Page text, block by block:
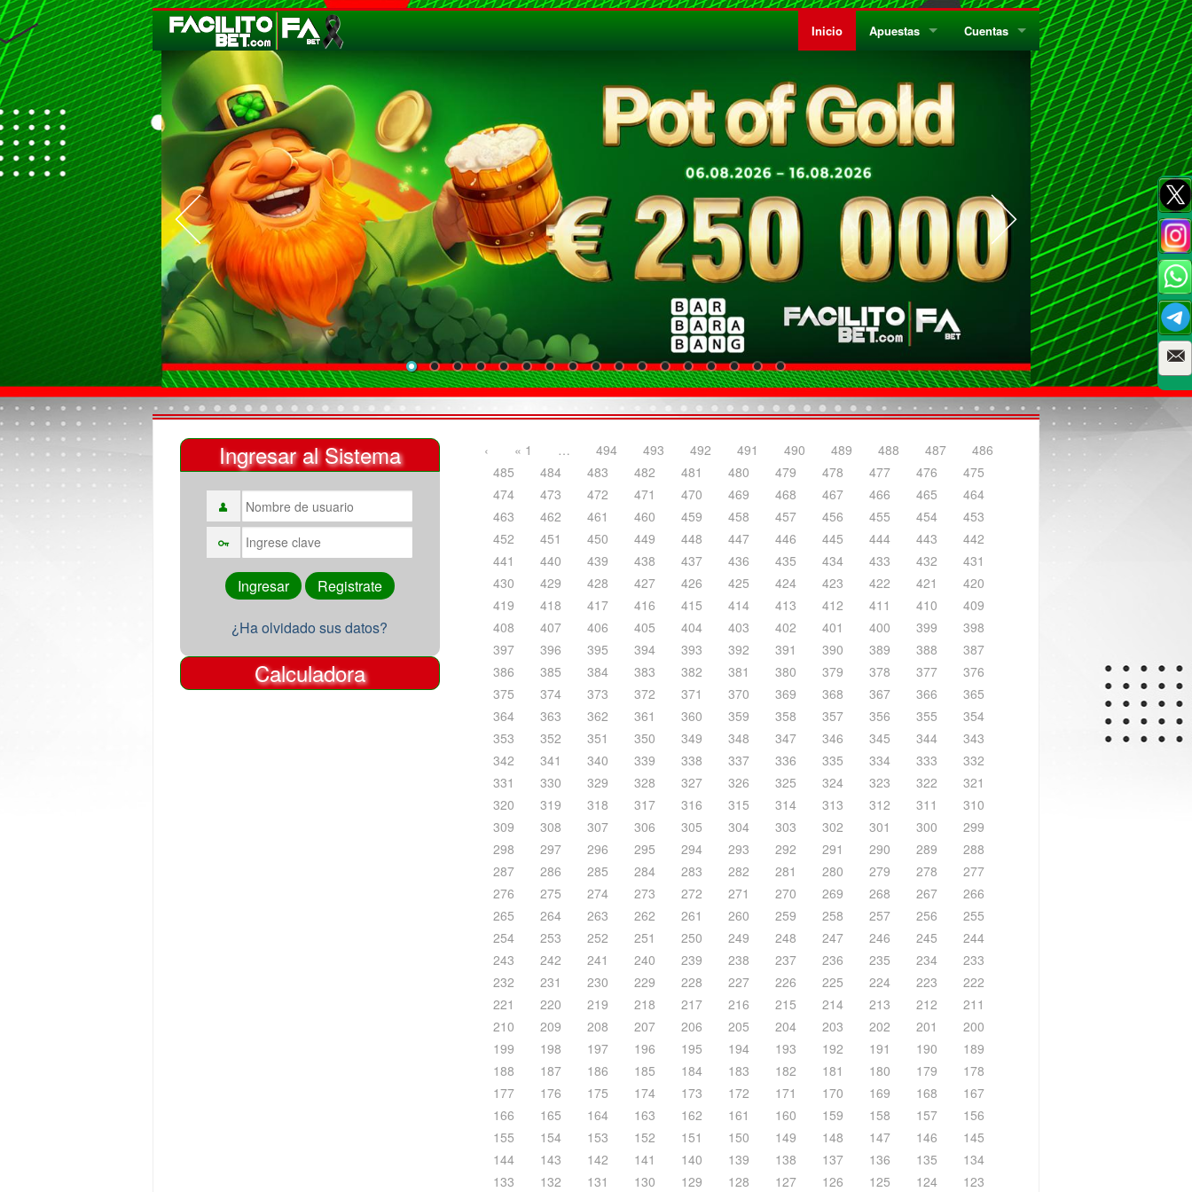
Inicio Apuestas
¿Qué es el Sistema Parley?
Privacidad
Como Jugar Bingo
Cuentas
Preguntas Frecuentes
Reglas Generales
Ingresar al Sistema
¿Ha olvidado sus datos?
Calculadora
‹ « 1 … 494 493 492 491 490 489 488 487
486
485
484 483 482 481 480 479 478 477 476
475
474
473 472 471 470 469 468 467 466 465
464
463
462 461 460 459 458 457 456 455 454
453
452
451 450 449 448 447 446 445 444 443
442
441
440 439 438 437 436 435 434 433 432
431
430
429 428 427 426 425 424 423 422 421
420
419
418 417 416 415 414 413 412 411 410
409
408
407 406 405 404 403 402 401 400 399
398
397
396 395 394 393 392 391 390 389 388
387
386
385 384 383 382 381 380 379 378 377
376
375
374 373 372 371 370 369 368 367 366
365
364
363 362 361 360 359 358 357 356 355
354
353
352 351 350 349 348 347 346 345 344
343
342
341 340 339 338 337 336 335 334 333
332
331
330 329 328 327 326 325 324 323 322
321
320
319 318 317 316 315 314 313 312 311
310
309
308 307 306 305 304 303 302 301 300
299
298
297 296 295 294 293 292 291 290 289
288
287
286 285 284 283 282 281 280 279 278
277
276
275 274 273 272 271 270 269 268 267
266
265
264 263 262 261 260 259 258 257 256
255
254
253 252 251 250 249 248 247 246 245
244
243
242 241 240 239 238 237 236 235 234
233
232
231 230 229 228 227 226 225 224 223
222
221
220 219 218 217 216 215 214 213 212
211
210
209 208 207 206 205 204 203 202 201
200
199
198 197 196 195 194 193 192 191 190
189
188
187 186 185 184 183 182 181 180 179
178
177
176 175 174 173 172 171 170 169 168
167
166
165 164 163 162 161 160 159 158 157
156
155
154 153 152 151 150 149 148 147 146
145
144
143 142 141 140 139 138 137 136 135
134
133
132 131 130 129 128 127 126 125 124 123